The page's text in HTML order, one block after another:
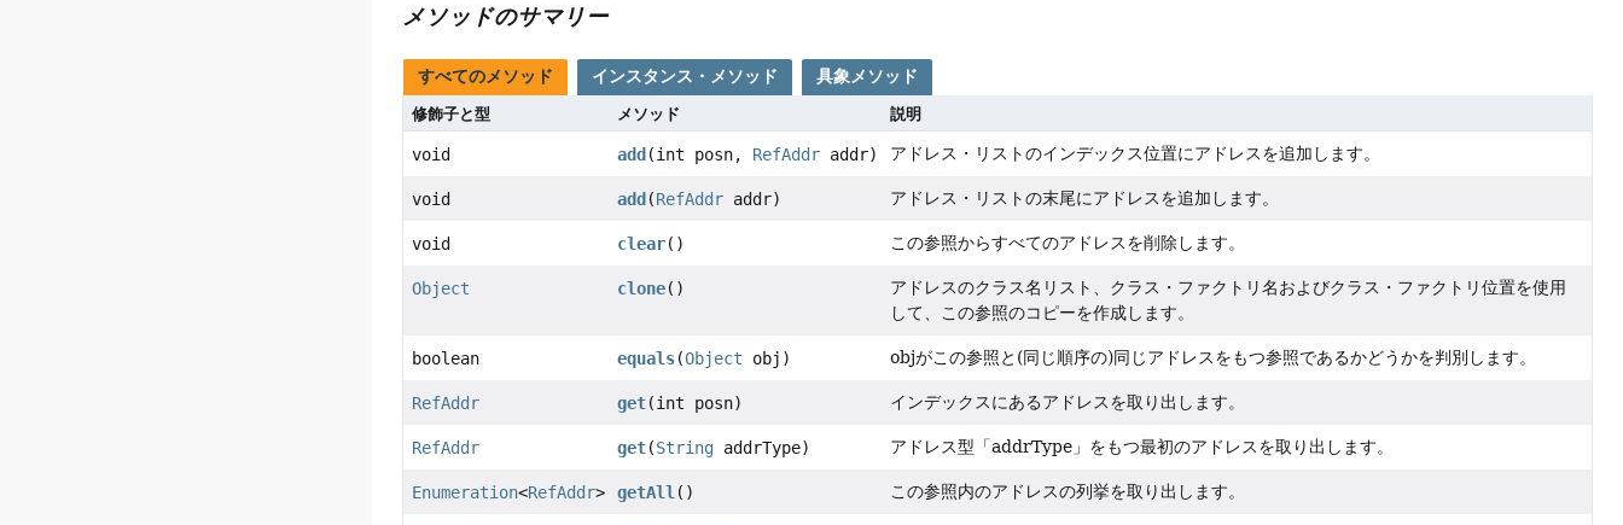
メソッドのサマリー
すべてのメソッド インスタンス・メソッド 具象メソッド
修飾子と型 メソッド 説明
void add (int posn, RefAddr addr) アドレス・リストのインデックス位置にアドレスを追加します。
void add (RefAddr addr) アドレス・リストの末尾にアドレスを追加します。
void clear() この参照からすべてのアドレスを削除します。
Object clone()
アドレスのクラス名リスト、クラス・ファクトリ名およびクラス・ファクトリ位置を使用
して、この参照のコピーを作成します。
boolean equals(Object obj) objがこの参照と(同じ順序の)同じアドレスをもつ参照であるかどうかを判別します。
RefAddr get(int posn) インデックスにあるアドレスを取り出します。
RefAddr get(String addrType) アドレス型「addrType」をもつ最初のアドレスを取り出します。
Enumeration<RefAddr> getAll () この参照内のアドレスの列挙を取り出します。